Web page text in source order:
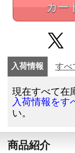
カー
入荷情報 すべ
現在すべて在
入荷情報をす
い。
商品紹介